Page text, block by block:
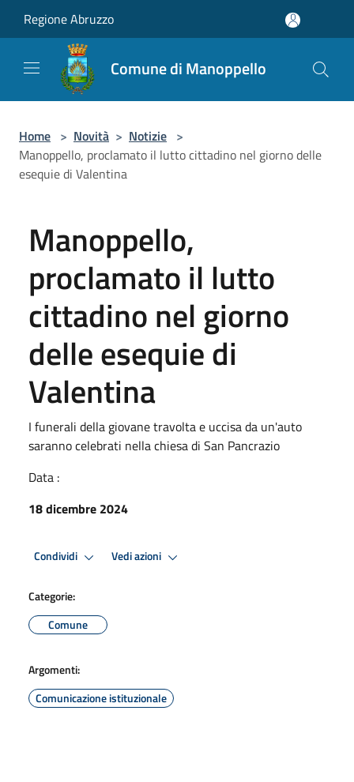
Regione Abruzzo
Comune di Manoppello
Home > Novità > Notizie >
Manoppello, proclamato il lutto cittadino nel giorno delle
esequie di Valentina
Manoppello,
proclamato il lutto
cittadino nel giorno
delle esequie di
Valentina
I funerali della giovane travolta e uccisa da un'auto
saranno celebrati nella chiesa di San Pancrazio
Data :
18 dicembre 2024
Condividi Vedi azioni
Categorie:
Comune
Argomenti:
Comunicazione istituzionale